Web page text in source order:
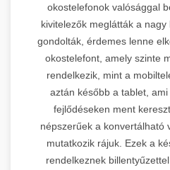
okostelefonok valósággal
kivitelezők meglátták a
gondolták, érdemes lenne
okostelefont, amely szinte
rendelkezik, mint a
aztán később a tablet,
fejlődéseken ment
népszerűek a konvertálható
mutatkozik rájuk. Ezek a
rendelkeznek